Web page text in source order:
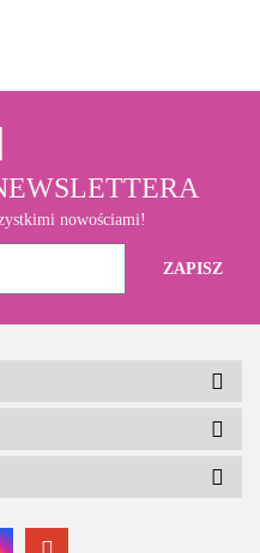
nowościami!